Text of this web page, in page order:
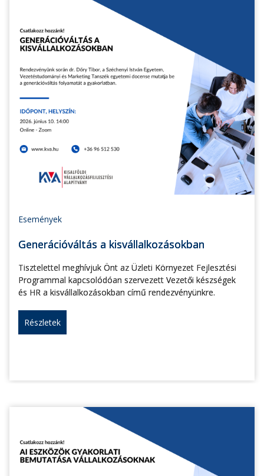
Események
Generációváltás a kisvállalkozásokban
Tisztelettel meghívjuk Önt az Üzleti Környezet Fejlesztési
Programmal kapcsolódóan szervezett Vezetői készségek
és HR a kisvállalkozásokban című rendezvényünkre.
Részletek